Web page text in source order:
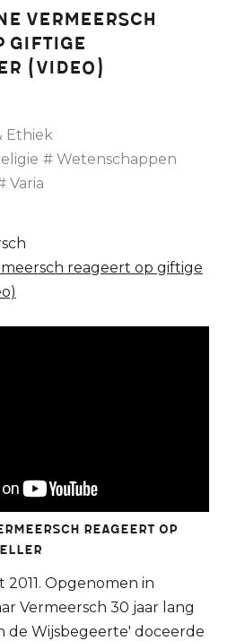
Vermeersch
giftige
(video)
Ethiek
Wetenschappen
Varia
reageert op giftige
reageert op
2011. Opgenomen in
Vermeersch 30 jaar lang
de Wijsbegeerte' doceerde